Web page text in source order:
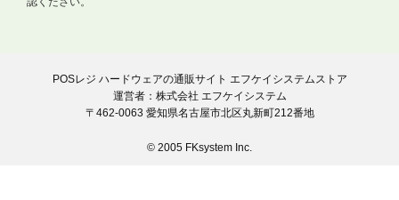
POSレジ ハードウェアの通販サイト エフケイシステムストア
運営者：株式会社 エフケイシステム
〒462-0063 愛知県名古屋市北区丸新町212番地
© 2005 FKsystem Inc.